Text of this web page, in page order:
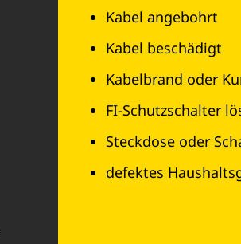
Kabel angebohrt
Kabel beschädigt
Kabelbrand oder
FI-Schutzschalter
Steckdose oder
defektes